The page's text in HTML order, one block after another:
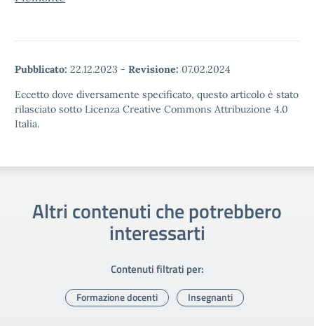
Pubblicato: 22.12.2023 - Revisione: 07.02.2024
Eccetto dove diversamente specificato, questo articolo è stato
rilasciato sotto Licenza Creative Commons Attribuzione 4.0
Italia.
Altri contenuti che potrebbero
interessarti
Contenuti filtrati per:
Formazione docenti Insegnanti